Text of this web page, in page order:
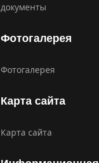
документы
Фотогалерея
Фотогалерея
Карта сайта
Карта сайта